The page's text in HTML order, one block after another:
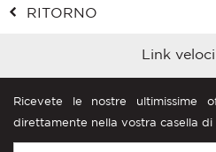
RITORNO
Link veloci
Ricevete le nostre ultimissime
direttamente nella vostra casella di